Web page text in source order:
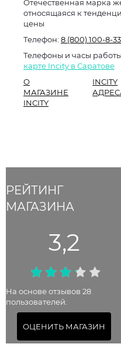
РЕЙТИНГ
МАГАЗИНА
3,2
На основе отзывов 28
пользователей.
ОЦЕНИТЬ МАГАЗИН
Отечественная марка
относящаяся к
цены
Телефон: 8 (800) 100-8-
Телефоны и часы
карте Incity в Саратове
О
МАГАЗИНЕ
INCITY
INCITY